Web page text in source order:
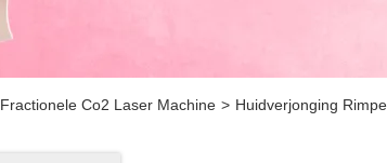
Fractionele Co2 Laser Machine > Huidverjonging